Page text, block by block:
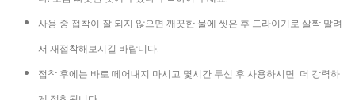
사용 중 접착이 잘 되지 않으면 깨끗한 물에 씻은 후 드라이기로 살짝 말려
서 재접착해보시길 바랍니다.
접착 후에는 바로 떼어내지 마시고 몇시간 두신 후 사용하시면 더 강력하